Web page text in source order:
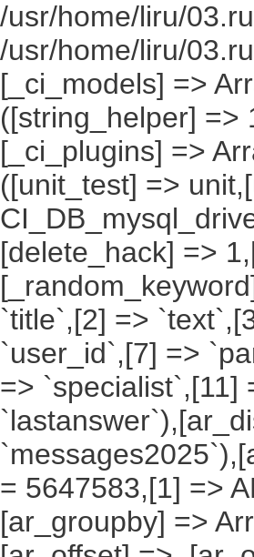
/usr/home/liru/
/usr/home/liru/
[_ci_models] =>
([string_helper] =>
[_ci_plugins] =>
([unit_test] =>
[delete_hack] =>
`title`,[2] =>
`user_id`,[7] =>
=> `specialist`,[11]
= 5647583,[1] =>
[ar_groupby] =>